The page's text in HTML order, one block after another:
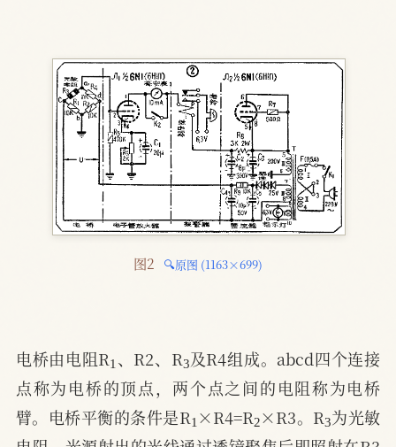
图2 🔍原图 (1163×699)
电桥由电阻R 、R2、R 及R4组成。abcd四个连接
点称为电桥的顶点，两个点之间的电阻称为电桥
臂。电桥平衡的条件是R 1×R4=R2×R3。R 3为光敏